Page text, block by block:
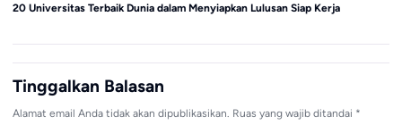
20 Universitas Terbaik Dunia dalam Menyiapkan Lulusan Siap Kerja
Tinggalkan Balasan
Alamat email Anda tidak akan dipublikasikan. Ruas yang wajib ditandai *